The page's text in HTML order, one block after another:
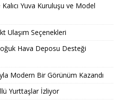
Yuva Kuruluşu ve Model
Ulaşım Seçenekleri
Hava Deposu Desteği
Modern Bir Görünüm Kazandı
Yurttaşlar İzliyor